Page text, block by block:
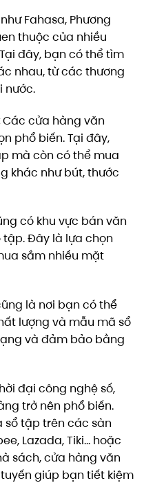
Fahasa, Phương
thuộc của nhiều
đây, bạn có thể tìm
nhau, từ các thương
nước.
Các cửa hàng văn
phổ biến. Tại đây,
mà còn có thể mua
khác như bút, thước
có khu vực bán văn
tập. Đây là lựa chọn
sắm nhiều mặt
là nơi bạn có thể
lượng và mẫu mã sổ
và đảm bảo bằng
đại công nghệ số,
trở nên phổ biến.
sổ tập trên các sàn
Lazada, Tiki… hoặc
sách, cửa hàng văn
giúp bạn tiết kiệm